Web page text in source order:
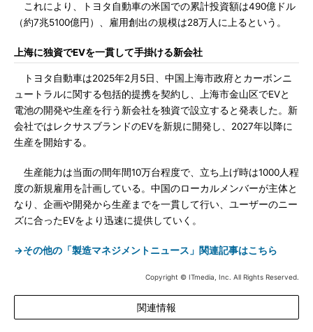
これにより、トヨタ自動車の米国での累計投資額は490億ドル
（約7兆5100億円）、雇用創出の規模は28万人に上るという。
上海に独資でEVを一貫して手掛ける新会社
トヨタ自動車は2025年2月5日、中国上海市政府とカーボンニ
ュートラルに関する包括的提携を契約し、上海市金山区でEVと
電池の開発や生産を行う新会社を独資で設立すると発表した。新
会社ではレクサスブランドのEVを新規に開発し、2027年以降に
生産を開始する。
生産能力は当面の間年間10万台程度で、立ち上げ時は1000人程
度の新規雇用を計画している。中国のローカルメンバーが主体と
なり、企画や開発から生産までを一貫して行い、ユーザーのニー
ズに合ったEVをより迅速に提供していく。
→その他の「製造マネジメントニュース」関連記事はこちら
Copyright © ITmedia, Inc. All Rights Reserved.
関連情報